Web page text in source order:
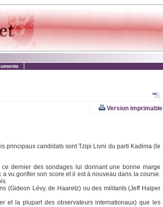
Version imprimable
principaux candidats sont Tzipi Livni du parti Kadima (le
dernier des sondages lui donnant une bonne marge
vu gonfler son score et il est à nouveau dans la course.
(Gideon Lévy, de Haaretz) ou des militants (Jeff Halper
et la plupart des observateurs internationaux) que les